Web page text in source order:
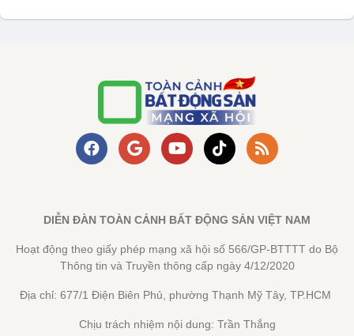
DIỄN ĐÀN TOÀN CẢNH BẤT ĐỘNG SẢN VIỆT NAM
Hoạt động theo giấy phép mạng xã hội số 566/GP-BTTTT do Bộ
Thông tin và Truyền thông cấp ngày 4/12/2020
Địa chỉ: 677/1 Điện Biên Phủ, phường Thạnh Mỹ Tây, TP.HCM
Chịu trách nhiệm nội dung: Trần Thắng